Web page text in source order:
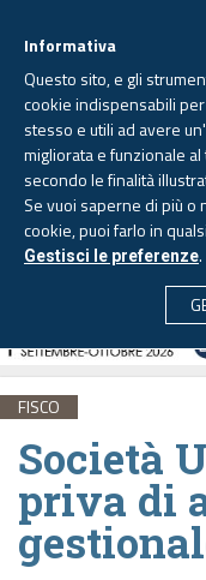
FISCO
Società
priva di
Informativa
Questo sito, e gli
cookie indispensabili
stesso e utili ad avere
migliorata e funzionale
secondo le finalità
Se vuoi saperne di più o
cookie, puoi farlo in
Gestisci le preferenze.